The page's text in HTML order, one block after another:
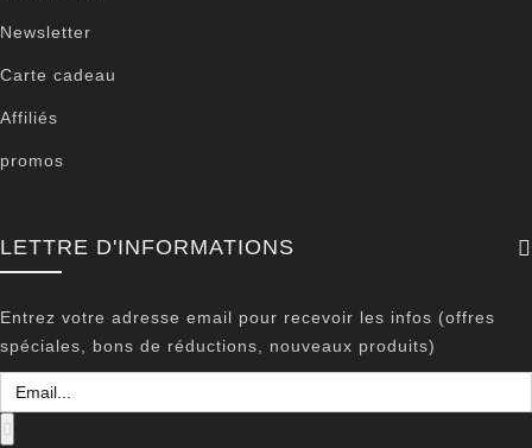
Newsletter
Carte cadeau
Affiliés
promos
LETTRE D'INFORMATIONS
Entrez votre adresse email pour recevoir les infos (offres
spéciales, bons de réductions, nouveaux produits)